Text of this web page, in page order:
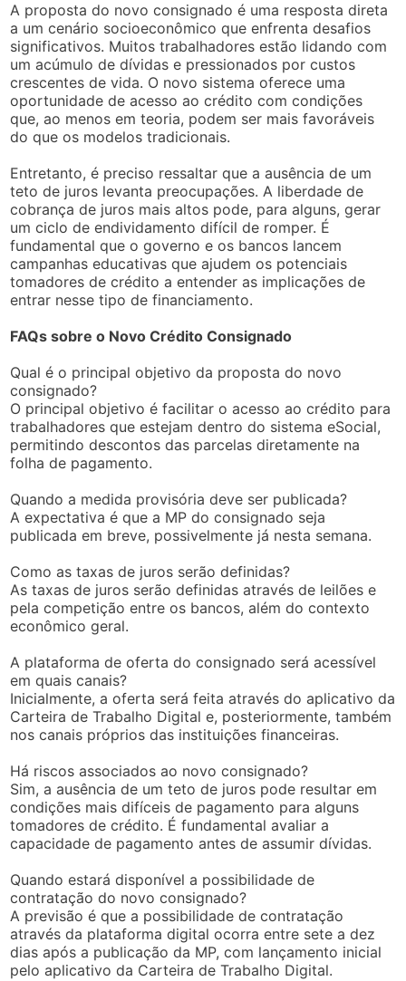
A proposta do novo consignado é uma resposta direta
a um cenário socioeconômico que enfrenta desafios
significativos. Muitos trabalhadores estão lidando com
um acúmulo de dívidas e pressionados por custos
crescentes de vida. O novo sistema oferece uma
oportunidade de acesso ao crédito com condições
que, ao menos em teoria, podem ser mais favoráveis
do que os modelos tradicionais.
Entretanto, é preciso ressaltar que a ausência de um
teto de juros levanta preocupações. A liberdade de
cobrança de juros mais altos pode, para alguns, gerar
um ciclo de endividamento difícil de romper. É
fundamental que o governo e os bancos lancem
campanhas educativas que ajudem os potenciais
tomadores de crédito a entender as implicações de
entrar nesse tipo de financiamento.
FAQs sobre o Novo Crédito Consignado
Qual é o principal objetivo da proposta do novo
consignado?
O principal objetivo é facilitar o acesso ao crédito para
trabalhadores que estejam dentro do sistema eSocial,
permitindo descontos das parcelas diretamente na
folha de pagamento.
Quando a medida provisória deve ser publicada?
A expectativa é que a MP do consignado seja
publicada em breve, possivelmente já nesta semana.
Como as taxas de juros serão definidas?
As taxas de juros serão definidas através de leilões e
pela competição entre os bancos, além do contexto
econômico geral.
A plataforma de oferta do consignado será acessível
em quais canais?
Inicialmente, a oferta será feita através do aplicativo da
Carteira de Trabalho Digital e, posteriormente, também
nos canais próprios das instituições financeiras.
Há riscos associados ao novo consignado?
Sim, a ausência de um teto de juros pode resultar em
condições mais difíceis de pagamento para alguns
tomadores de crédito. É fundamental avaliar a
capacidade de pagamento antes de assumir dívidas.
Quando estará disponível a possibilidade de
contratação do novo consignado?
A previsão é que a possibilidade de contratação
através da plataforma digital ocorra entre sete a dez
dias após a publicação da MP, com lançamento inicial
pelo aplicativo da Carteira de Trabalho Digital.